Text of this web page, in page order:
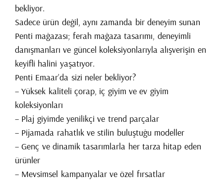
bekliyor.
Sadece ürün değil, aynı zamanda bir deneyim sunan
Penti mağazası; ferah mağaza tasarımı, deneyimli
danışmanları ve güncel koleksiyonlarıyla alışverişin en
keyifli halini yaşatıyor.
Penti Emaar’da sizi neler bekliyor?
– Yüksek kaliteli çorap, iç giyim ve ev giyim
koleksiyonları
– Plaj giyimde yenilikçi ve trend parçalar
– Pijamada rahatlık ve stilin buluştuğu modeller
– Genç ve dinamik tasarımlarla her tarza hitap eden
ürünler
– Mevsimsel kampanyalar ve özel fırsatlar